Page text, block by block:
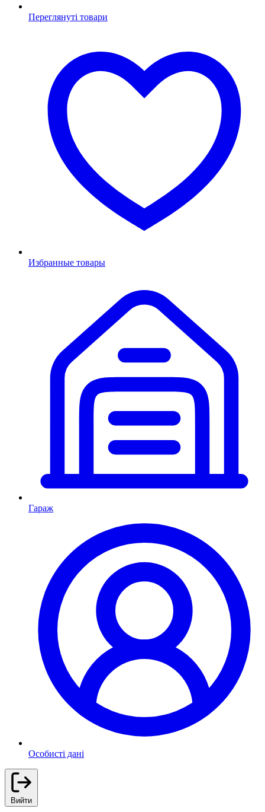
Переглянуті товари
Избранные товары
Гараж
Особисті дані
Вийти